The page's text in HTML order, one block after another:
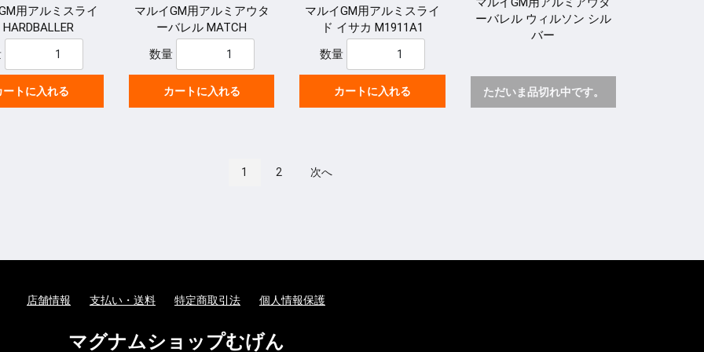
用アルミスライ
HARDBALLER
ートに入れる
マルイGM用アルミアウタ
ーバレル MATCH
数量
カートに入れる
マルイGM用アルミスライ
ド イサカ M1911A1
数量
カートに入れる
ーバレル ウィルソン シル
バー
ただいま品切れ中です。
1 2 次へ
店舗情報 支払い・送料 特定商取引法 個人情報保護
マグナムショップむげん